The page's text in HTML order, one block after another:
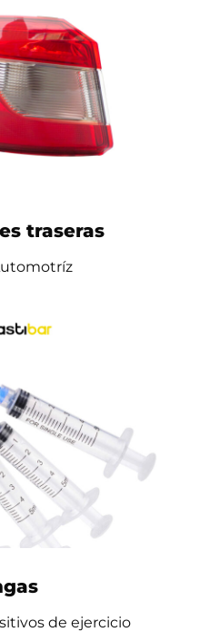
traseras
de ejercicio